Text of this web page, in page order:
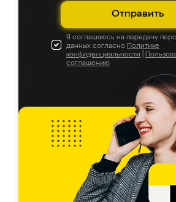
Отправить
Я соглашаюсь на передачу
данных согласно Политике
конфиденциальности
соглашению